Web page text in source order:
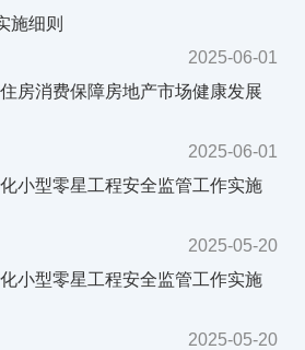
施细则
2025-06-01
房消费保障房地产市场健康发展
2025-06-01
小型零星工程安全监管工作实施
2025-05-20
小型零星工程安全监管工作实施
2025-05-20